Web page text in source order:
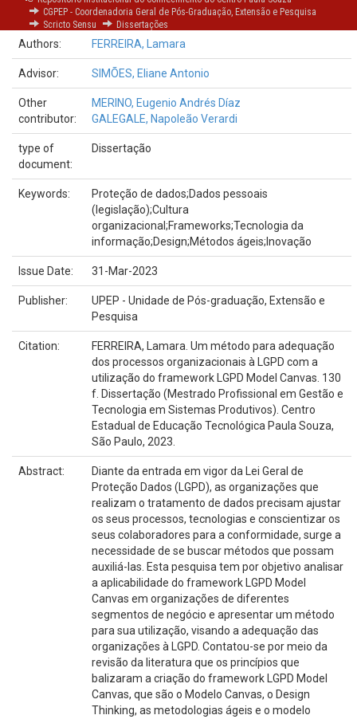
CGPEP - Coordenadoria Geral de Pós-Graduação, Extensão e Pesquisa
Scricto Sensu
Dissertações
framework
Authors: FERREIRA, Lamara
Advisor: SIMÕES, Eliane Antonio
Other
contributor:
MERINO, Eugenio Andrés Díaz
GALEGALE, Napoleão Verardi
type of
document:
Dissertação
Keywords:
Proteção de dados;Dados pessoais
(legislação);Cultura
organizacional;Frameworks;Tecnologia da
informação;Design;Métodos ágeis;Inovação
Issue Date: 31-Mar-2023
Publisher:
UPEP - Unidade de Pós-graduação, Extensão e
Pesquisa
Citation:
FERREIRA, Lamara. Um método para adequação
dos processos organizacionais à LGPD com a
utilização do framework LGPD Model Canvas. 130
f. Dissertação (Mestrado Profissional em Gestão e
Tecnologia em Sistemas Produtivos). Centro
Estadual de Educação Tecnológica Paula Souza,
São Paulo, 2023.
Abstract:
Diante da entrada em vigor da Lei Geral de
Proteção Dados (LGPD), as organizações que
realizam o tratamento de dados precisam ajustar
os seus processos, tecnologias e conscientizar os
seus colaboradores para a conformidade, surge a
necessidade de se buscar métodos que possam
auxiliá-las. Esta pesquisa tem por objetivo analisar
a aplicabilidade do framework LGPD Model
Canvas em organizações de diferentes
segmentos de negócio e apresentar um método
para sua utilização, visando a adequação das
organizações à LGPD. Contatou-se por meio da
revisão da literatura que os princípios que
balizaram a criação do framework LGPD Model
Canvas, que são o Modelo Canvas, o Design
Thinking, as metodologias ágeis e o modelo